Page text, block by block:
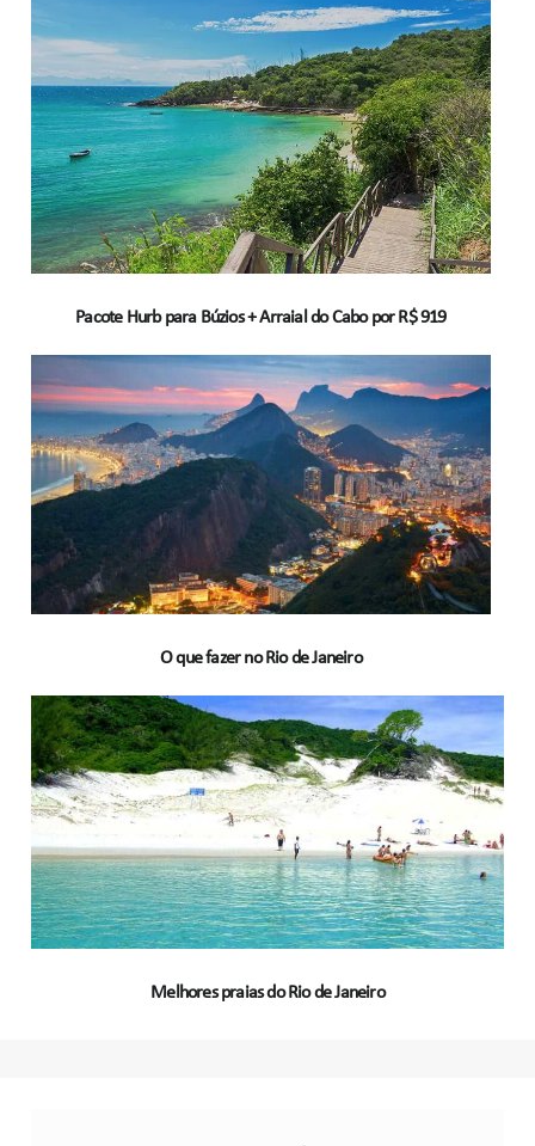
Pacote Hurb para Búzios + Arraial do Cabo por R$ 919
O que fazer no Rio de Janeiro
Melhores praias do Rio de Janeiro